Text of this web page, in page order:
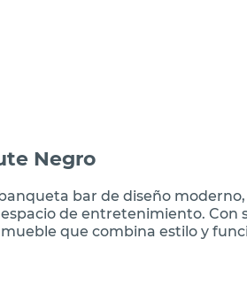
Negro
bar de diseño
de entretenimiento. Con
que combina estilo y